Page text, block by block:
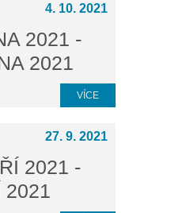
4. 10. 2021
2021 -
2021
VÍCE
27. 9. 2021
2021 -